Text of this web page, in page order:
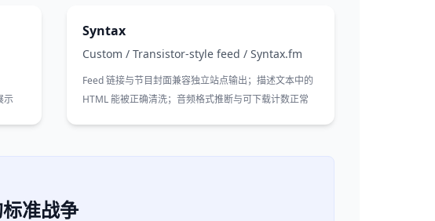
示
Syntax
Custom / Transistor-style feed / Syntax.fm
Feed 链接与节目封面兼容独立站点输出；描述文本中的
HTML 能被正确清洗；音频格式推断与可下载计数正常
准战争